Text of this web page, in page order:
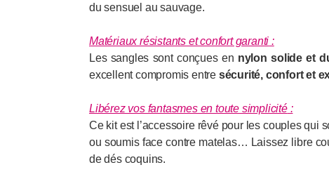
du sensuel au sauvage.
Matériaux résistants et confort garanti :
Les sangles sont conçues en nylon solide et
excellent compromis entre sécurité, confort et
Libérez vos fantasmes en toute simplicité:
Ce kit est l’accessoire rêvé pour les couples qui
ou soumis face contre matelas… Laissez libre
de dés coquins.